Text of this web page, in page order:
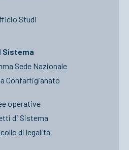
Studi
Sistema
Sede Nazionale
Confartigianato
operative
di Sistema
di legalità